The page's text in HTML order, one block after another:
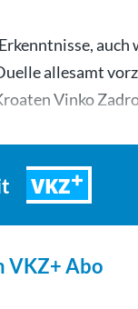
auch
allesamt
Vinko
VKZ
VKZ+ Abo